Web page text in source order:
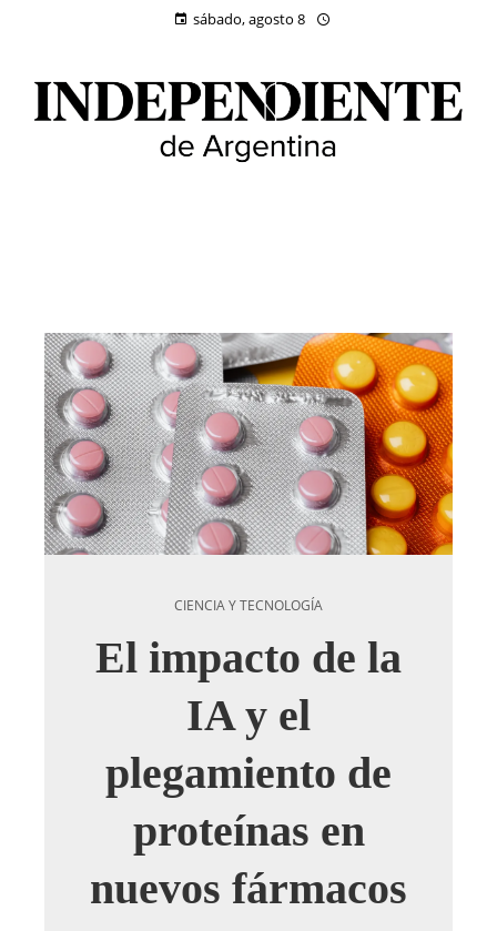
sábado, agosto 8
CIENCIA Y TECNOLOGÍA
El impacto de la
IA y el
plegamiento de
proteínas en
nuevos fármacos